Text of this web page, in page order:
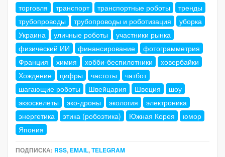
торговля
транспорт транспортные роботы
тренды
трубопроводы
трубопроводы и роботизация
уборка
Украина
уличные роботы
участники рынка
физический ИИ
финансирование
фотограмметрия
Франция
химия хобби-беспилотники
ховербайки
Хождение
цифры частоты
чатбот
шагающие роботы
Швейцария Швеция
шоу
экзоскелеты
эко-дроны экология
электроника
энергетика
этика (робоэтика) Южная Корея
юмор
Япония
ПОДПИСКА: RSS, EMAIL,TELEGRAM